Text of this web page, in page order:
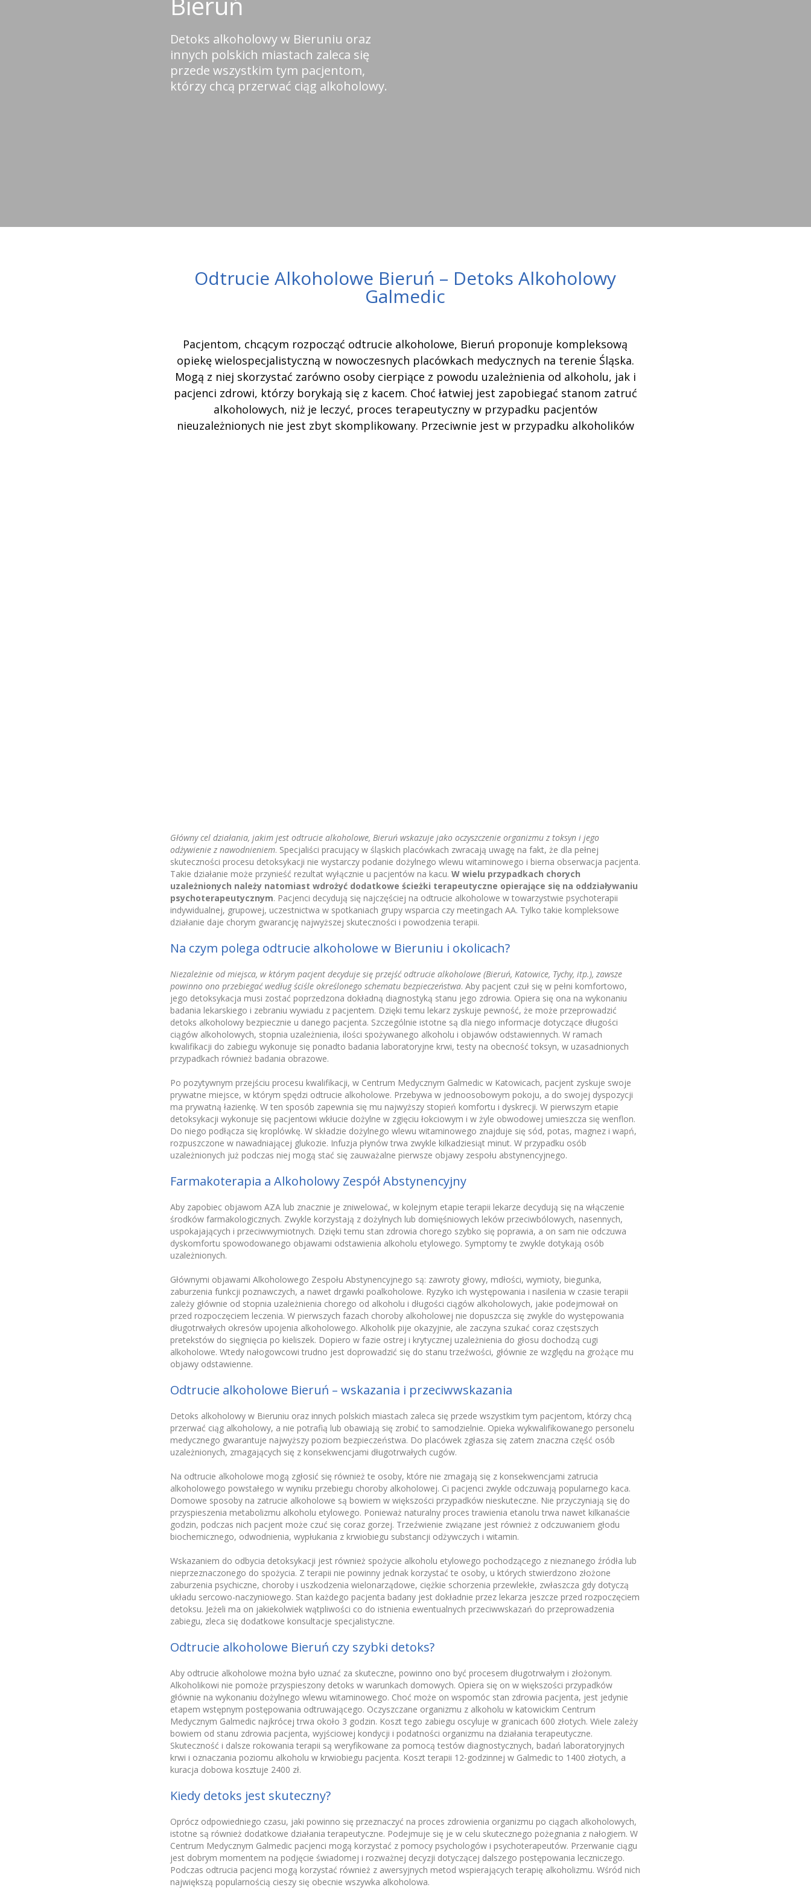
Detoks alkoholowy w Bieruniu oraz
innych polskich miastach zaleca się
przede wszystkim tym pacjentom,
którzy chcą przerwać ciąg alkoholowy.
Odtrucie Alkoholowe Bieruń – Detoks Alkoholowy
Galmedic
Pacjentom, chcącym rozpocząć odtrucie alkoholowe, Bieruń proponuje kompleksową
opiekę wielospecjalistyczną w nowoczesnych placówkach medycznych na terenie Śląska.
Mogą z niej skorzystać zarówno osoby cierpiące z powodu uzależnienia od alkoholu, jak i
pacjenci zdrowi, którzy borykają się z kacem. Choć łatwiej jest zapobiegać stanom zatruć
alkoholowych, niż je leczyć, proces terapeutyczny w przypadku pacjentów
nieuzależnionych nie jest zbyt skomplikowany. Przeciwnie jest w przypadku alkoholików
Główny cel działania, jakim jest odtrucie alkoholowe, Bieruń wskazuje jako oczyszczenie organizmu z toksyn i jego
odżywienie z nawodnieniem. Specjaliści pracujący w śląskich placówkach zwracają uwagę na fakt, że dla pełnej
skuteczności procesu detoksykacji nie wystarczy podanie dożylnego wlewu witaminowego i bierna obserwacja pacjenta.
Takie działanie może przynieść rezultat wyłącznie u pacjentów na kacu. W wielu przypadkach chorych
uzależnionych należy natomiast wdrożyć dodatkowe ścieżki terapeutyczne opierające się na oddziaływaniu
psychoterapeutycznym. Pacjenci decydują się najczęściej na odtrucie alkoholowe w towarzystwie psychoterapii
indywidualnej, grupowej, uczestnictwa w spotkaniach grupy wsparcia czy meetingach AA. Tylko takie kompleksowe
działanie daje chorym gwarancję najwyższej skuteczności i powodzenia terapii.
Na czym polega odtrucie alkoholowe w Bieruniu i okolicach?
Niezależnie od miejsca, w którym pacjent decyduje się przejść odtrucie alkoholowe (Bieruń, Katowice, Tychy, itp.), zawsze
powinno ono przebiegać według ściśle określonego schematu bezpieczeństwa. Aby pacjent czuł się w pełni komfortowo,
jego detoksykacja musi zostać poprzedzona dokładną diagnostyką stanu jego zdrowia. Opiera się ona na wykonaniu
badania lekarskiego i zebraniu wywiadu z pacjentem. Dzięki temu lekarz zyskuje pewność, że może przeprowadzić
detoks alkoholowy bezpiecznie u danego pacjenta. Szczególnie istotne są dla niego informacje dotyczące długości
ciągów alkoholowych, stopnia uzależnienia, ilości spożywanego alkoholu i objawów odstawiennych. W ramach
kwalifikacji do zabiegu wykonuje się ponadto badania laboratoryjne krwi, testy na obecność toksyn, w uzasadnionych
przypadkach również badania obrazowe.
Po pozytywnym przejściu procesu kwalifikacji, w Centrum Medycznym Galmedic w Katowicach, pacjent zyskuje swoje
prywatne miejsce, w którym spędzi odtrucie alkoholowe. Przebywa w jednoosobowym pokoju, a do swojej dyspozycji
ma prywatną łazienkę. W ten sposób zapewnia się mu najwyższy stopień komfortu i dyskrecji. W pierwszym etapie
detoksykacji wykonuje się pacjentowi wkłucie dożylne w zgięciu łokciowym i w żyle obwodowej umieszcza się wenflon.
Do niego podłącza się kroplówkę. W składzie dożylnego wlewu witaminowego znajduje się sód, potas, magnez i wapń,
rozpuszczone w nawadniającej glukozie. Infuzja płynów trwa zwykle kilkadziesiąt minut. W przypadku osób
uzależnionych już podczas niej mogą stać się zauważalne pierwsze objawy zespołu abstynencyjnego.
Farmakoterapia a Alkoholowy Zespół Abstynencyjny
Aby zapobiec objawom AZA lub znacznie je zniwelować, w kolejnym etapie terapii lekarze decydują się na włączenie
środków farmakologicznych. Zwykle korzystają z dożylnych lub domięśniowych leków przeciwbólowych, nasennych,
uspokajających i przeciwwymiotnych. Dzięki temu stan zdrowia chorego szybko się poprawia, a on sam nie odczuwa
dyskomfortu spowodowanego objawami odstawienia alkoholu etylowego. Symptomy te zwykle dotykają osób
uzależnionych.
Głównymi objawami Alkoholowego Zespołu Abstynencyjnego są: zawroty głowy, mdłości, wymioty, biegunka,
zaburzenia funkcji poznawczych, a nawet drgawki poalkoholowe. Ryzyko ich występowania i nasilenia w czasie terapii
zależy głównie od stopnia uzależnienia chorego od alkoholu i długości ciągów alkoholowych, jakie podejmował on
przed rozpoczęciem leczenia. W pierwszych fazach choroby alkoholowej nie dopuszcza się zwykle do występowania
długotrwałych okresów upojenia alkoholowego. Alkoholik pije okazyjnie, ale zaczyna szukać coraz częstszych
pretekstów do sięgnięcia po kieliszek. Dopiero w fazie ostrej i krytycznej uzależnienia do głosu dochodzą cugi
alkoholowe. Wtedy nałogowcowi trudno jest doprowadzić się do stanu trzeźwości, głównie ze względu na grożące mu
objawy odstawienne.
Odtrucie alkoholowe Bieruń – wskazania i przeciwwskazania
Detoks alkoholowy w Bieruniu oraz innych polskich miastach zaleca się przede wszystkim tym pacjentom, którzy chcą
przerwać ciąg alkoholowy, a nie potrafią lub obawiają się zrobić to samodzielnie. Opieka wykwalifikowanego personelu
medycznego gwarantuje najwyższy poziom bezpieczeństwa. Do placówek zgłasza się zatem znaczna część osób
uzależnionych, zmagających się z konsekwencjami długotrwałych cugów.
Na odtrucie alkoholowe mogą zgłosić się również te osoby, które nie zmagają się z konsekwencjami zatrucia
alkoholowego powstałego w wyniku przebiegu choroby alkoholowej. Ci pacjenci zwykle odczuwają popularnego kaca.
Domowe sposoby na zatrucie alkoholowe są bowiem w większości przypadków nieskuteczne. Nie przyczyniają się do
przyspieszenia metabolizmu alkoholu etylowego. Ponieważ naturalny proces trawienia etanolu trwa nawet kilkanaście
godzin, podczas nich pacjent może czuć się coraz gorzej. Trzeźwienie związane jest również z odczuwaniem głodu
biochemicznego, odwodnienia, wypłukania z krwiobiegu substancji odżywczych i witamin.
Wskazaniem do odbycia detoksykacji jest również spożycie alkoholu etylowego pochodzącego z nieznanego źródła lub
nieprzeznaczonego do spożycia. Z terapii nie powinny jednak korzystać te osoby, u których stwierdzono złożone
zaburzenia psychiczne, choroby i uszkodzenia wielonarządowe, ciężkie schorzenia przewlekłe, zwłaszcza gdy dotyczą
układu sercowo-naczyniowego. Stan każdego pacjenta badany jest dokładnie przez lekarza jeszcze przed rozpoczęciem
detoksu. Jeżeli ma on jakiekolwiek wątpliwości co do istnienia ewentualnych przeciwwskazań do przeprowadzenia
zabiegu, zleca się dodatkowe konsultacje specjalistyczne.
Odtrucie alkoholowe Bieruń czy szybki detoks?
Aby odtrucie alkoholowe można było uznać za skuteczne, powinno ono być procesem długotrwałym i złożonym.
Alkoholikowi nie pomoże przyspieszony detoks w warunkach domowych. Opiera się on w większości przypadków
głównie na wykonaniu dożylnego wlewu witaminowego. Choć może on wspomóc stan zdrowia pacjenta, jest jedynie
etapem wstępnym postępowania odtruwającego. Oczyszczane organizmu z alkoholu w katowickim Centrum
Medycznym Galmedic najkrócej trwa około 3 godzin. Koszt tego zabiegu oscyluje w granicach 600 złotych. Wiele zależy
bowiem od stanu zdrowia pacjenta, wyjściowej kondycji i podatności organizmu na działania terapeutyczne.
Skuteczność i dalsze rokowania terapii są weryfikowane za pomocą testów diagnostycznych, badań laboratoryjnych
krwi i oznaczania poziomu alkoholu w krwiobiegu pacjenta. Koszt terapii 12-godzinnej w Galmedic to 1400 złotych, a
kuracja dobowa kosztuje 2400 zł.
Kiedy detoks jest skuteczny?
Oprócz odpowiedniego czasu, jaki powinno się przeznaczyć na proces zdrowienia organizmu po ciągach alkoholowych,
istotne są również dodatkowe działania terapeutyczne. Podejmuje się je w celu skutecznego pożegnania z nałogiem. W
Centrum Medycznym Galmedic pacjenci mogą korzystać z pomocy psychologów i psychoterapeutów. Przerwanie ciągu
jest dobrym momentem na podjęcie świadomej i rozważnej decyzji dotyczącej dalszego postępowania leczniczego.
Podczas odtrucia pacjenci mogą korzystać również z awersyjnych metod wspierających terapię alkoholizmu. Wśród nich
największą popularnością cieszy się obecnie wszywka alkoholowa.